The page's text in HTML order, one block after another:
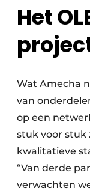
Het
Wat Amecha
van
op een
stuk voor stuk
kwalitatieve
“Van derde
verwachten